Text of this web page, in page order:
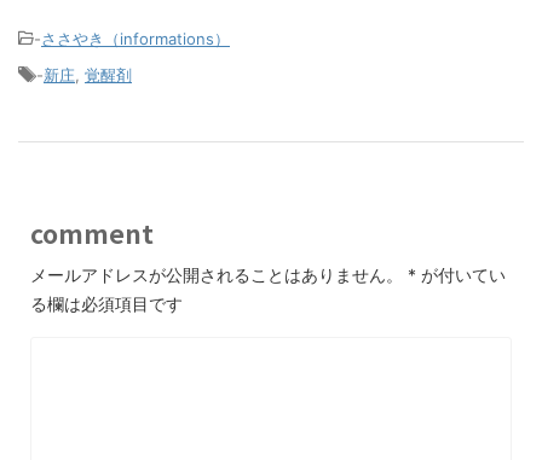
-ささやき（informations）
-新庄 覚醒剤
comment
メールアドレスが公開されることはありません。 * が付いてい
る欄は必須項目です